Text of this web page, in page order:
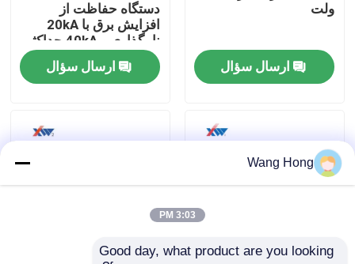
تور کارخانه
کنترل کیفیت
درخواست نقل قول
خازن سرامیکی ولتاژ بالا
خازن های دستگیره درب ولتاژ بالا
ولت
ارسال سؤال
دستگاه حفاظت از
افزایش برق با 20kA
نامگذاری و 40kA حداکثر
جریان ورود برای حفاظت
از N-PE
ارسال سؤال
Wang Hong
3:03 PM
Good day, what product are you looking